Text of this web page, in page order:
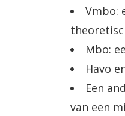
Vmbo:
Mbo:
Havo
Een
van een